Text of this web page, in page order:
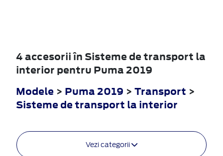
4 accesorii în Sisteme de transport la
interior pentru Puma 2019
Modele > Puma 2019 > Transport >
Sisteme de transport la interior
Vezi categorii